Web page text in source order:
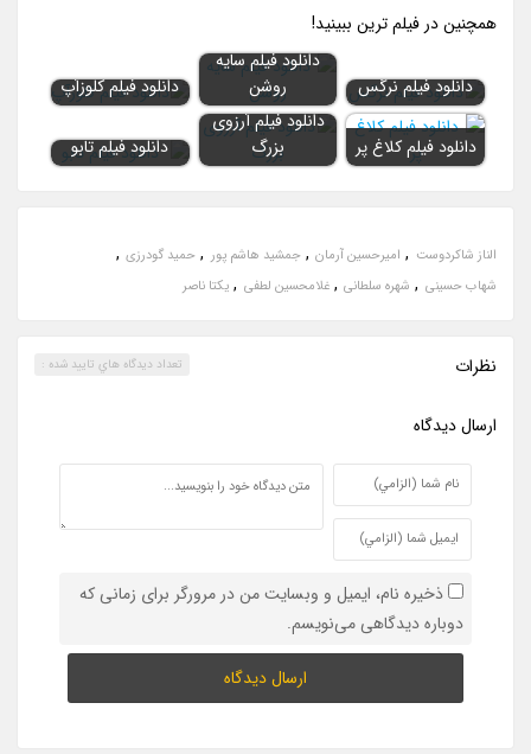
همچنين در فيلم ترين ببينيد!
دانلود فیلم نرگس
دانلود فیلم سایه
روشن
دانلود فیلم کلوزآپ
دانلود فیلم کلاغ پر
دانلود فیلم آرزوی
بزرگ
دانلود فیلم تابو
الناز شاکردوست , امیرحسین آرمان ,جمشید هاشم پور , حمید گودرزی ,
شهاب حسینی , شهره سلطانی ,غلامحسین لطفی , یکتا ناصر
نظرات تعداد ديدگاه هاي تاييد شده :
ارسال ديدگاه
ذخیره نام، ایمیل و وبسایت من در مرورگر برای زمانی که
دوباره دیدگاهی می‌نویسم.